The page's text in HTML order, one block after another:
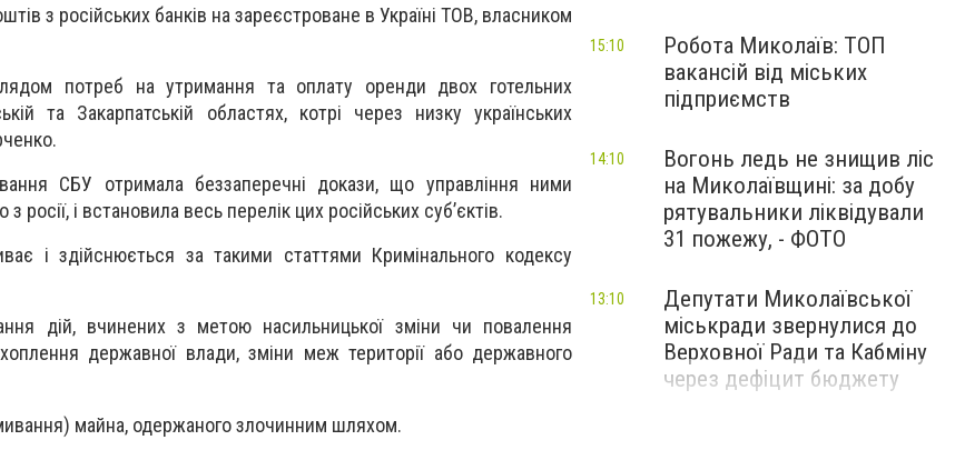
з російських банків на зареєстроване в Україні ТОВ, власником
потреб на утримання та оплату оренди двох готельних
та Закарпатській областях, котрі через низку українських
СБУ отримала беззаперечні докази, що управління ними
росії, і встановила весь перелік цих російських суб’єктів.
і здійснюється за такими статтями Кримінального кодексу
дій, вчинених з метою насильницької зміни чи повалення
державної влади, зміни меж території або державного
майна, одержаного злочинним шляхом.
Робота Миколаїв: ТОП
вакансій від міських
підприємств
15:10
Вогонь ледь не знищив ліс
на Миколаївщині: за добу
рятувальники ліквідували
31 пожежу, - ФОТО
14:10
Депутати Миколаївської
міськради звернулися до
Верховної Ради та Кабміну
через дефіцит бюджету
13:10